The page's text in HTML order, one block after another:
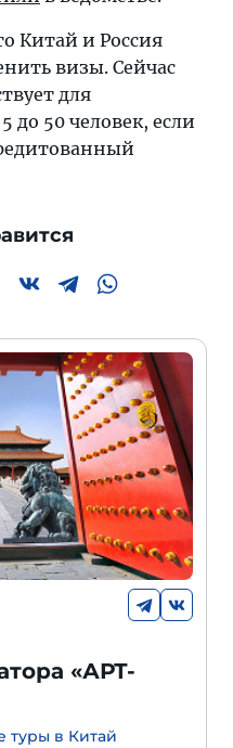
Китай и Россия
визы. Сейчас
для
до 50 человек, если
«АРТ-
туры в Китай